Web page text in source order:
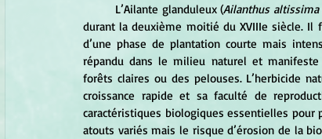
	L’Ailante glanduleux (
Ailanthus altissima
durant la deuxième moitié du XVIIIe siècle.
d’une phase de plantation courte mais
répandu dans le milieu naturel et
forêts claires ou des pelouses. L’herbicide
croissance rapide et sa faculté de
caractéristiques biologiques essentielles pour
atouts variés mais le risque d’érosion de la